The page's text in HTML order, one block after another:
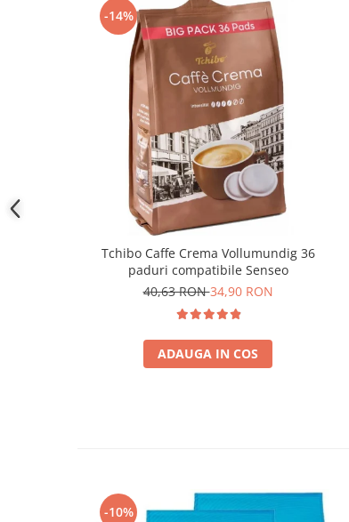
-14%
Tchibo Caffe Crema Vollumundig 36
paduri compatibile Senseo
40,63 RON34,90 RON
ADAUGA IN COS
-10%